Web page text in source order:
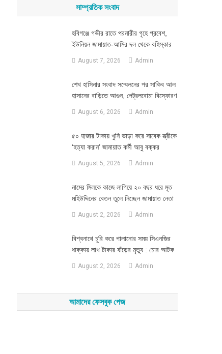
সাম্প্রতিক সংবাদ
হবিগঞ্জে গভীর রাতে পরনারীর গৃহে প্রবেশ,
ইউনিয়ন জামায়াত-আমির দল থেকে বহিস্কার
August 7, 2026 Admin
শেখ হাসিনার সংবাদ সম্মেলনের পর সাকিব আল
হাসানের বাড়িতে আগুন, পেট্রলবোমা বিস্ফোরণ
August 6, 2026 Admin
৫০ হাজার টাকায় খুনি ভাড়া করে সাবেক স্ত্রীকে
‘হত্যা করান’ জামায়াত কর্মী আবু বক্কর
August 5, 2026 Admin
নামের মিলকে কাজে লাগিয়ে ২০ বছর ধরে মৃত
মহিউদ্দিনের বেতন তুলে নিচ্ছেন জামায়াত নেতা
August 2, 2026 Admin
‎বিশ্বনাথে চুরি করে পালানোর সময় সিএনজির
ধাক্কায় লাখ টাকার ষাঁড়ের মৃত্যু : চোর আটক
August 2, 2026 Admin
আমাদের ফেসবুক পেজ